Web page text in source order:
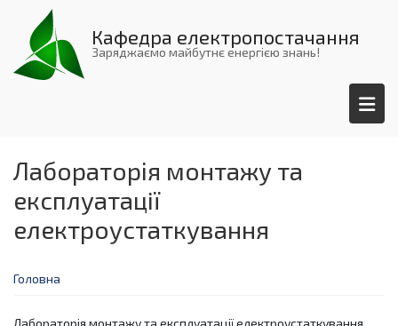
Перейти
основного
вмісту
Кафедра електропостачання
Заряджаємо майбутнє енергією знань!
Лабораторія монтажу та
експлуатацiї
електроустаткування
Головна
Лабораторія монтажу та експлуатацiї електроустаткування